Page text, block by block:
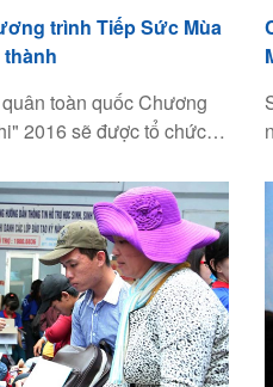
trình Tiếp Sức Mùa
thành
toàn quốc Chương
2016 sẽ được tổ chức
Mùa Thi tổ chức tại
phạm vi toàn quốc để
của kỳ thi tốt nghiệp trung
năm 2016.